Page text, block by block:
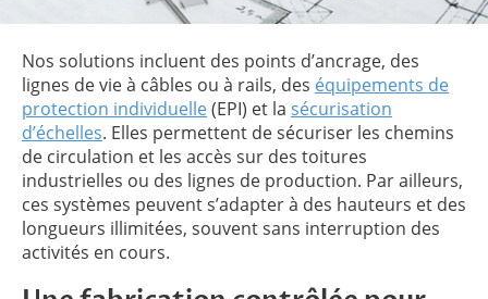
Nos solutions incluent des points d’ancrage, des
lignes de vie à câbles ou à rails, des équipements de
protection individuelle(EPI) et la sécurisation
d’échelles. Elles permettent de sécuriser les chemins
de circulation et les accès sur des toitures
industrielles ou des lignes de production. Par ailleurs,
ces systèmes peuvent s’adapter à des hauteurs et des
longueurs illimitées, souvent sans interruption des
activités en cours.